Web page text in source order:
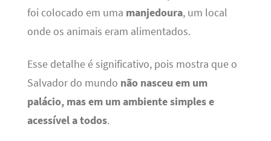
foi colocado em uma manjedoura, um local
onde os animais eram alimentados.
Esse detalhe é significativo, pois mostra que o
Salvador do mundo não nasceu em um
palácio, mas em um ambiente simples e
acessível a todos.